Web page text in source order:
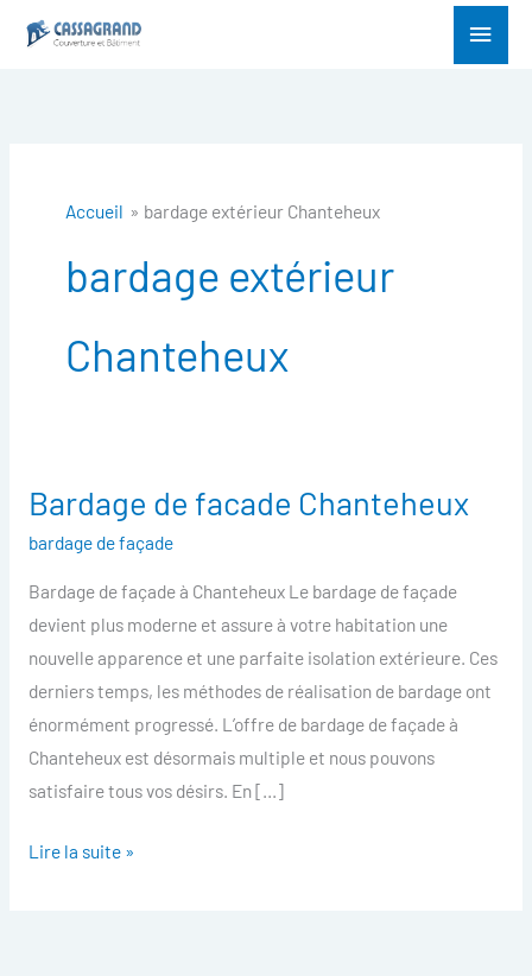
Menu
Accueil bardage extérieur Chanteheux
bardage extérieur
Chanteheux
Bardage de facade Chanteheux
bardage de façade
Bardage de façade à Chanteheux Le bardage de façade
devient plus moderne et assure à votre habitation une
nouvelle apparence et une parfaite isolation extérieure. Ces
derniers temps, les méthodes de réalisation de bardage ont
énormément progressé. L’offre de bardage de façade à
Chanteheux est désormais multiple et nous pouvons
satisfaire tous vos désirs. En […]
Bardage
Chanteheux
Lire la suite »